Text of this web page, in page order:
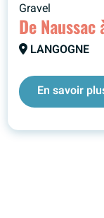
Gravel
De
LANGOGNE
En savoir